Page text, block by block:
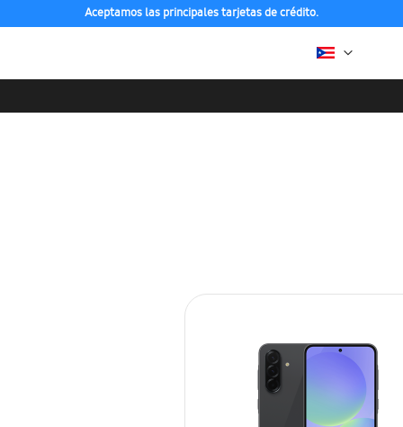
Aceptamos las principales tarjetas de crédito.